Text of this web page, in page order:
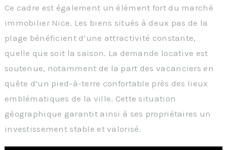
Ce cadre est également un élément fort du marché
immobilier Nice. Les biens situés à deux pas de la
plage bénéficient d’une attractivité constante,
quelle que soit la saison. La demande locative est
soutenue, notamment de la part des vacanciers en
quête d’un pied-à-terre confortable près des lieux
emblématiques de la ville. Cette situation
géographique garantit ainsi à ses propriétaires un
investissement stable et valorisé.